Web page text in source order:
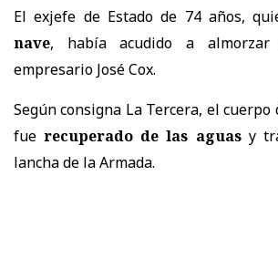
El exjefe de Estado de 74 años,
nave, había acudido a
empresario José Cox.
Según consigna La Tercera, el
fue recuperado de las aguasy
lancha de la Armada.